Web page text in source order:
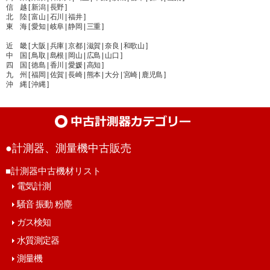
信 越 [ 新潟 | 長野 ]
北 陸 [ 富山 | 石川 | 福井 ]
東 海 [ 愛知 | 岐阜 | 静岡 | 三重 ]
近 畿 [ 大阪 | 兵庫 | 京都 | 滋賀 | 奈良 | 和歌山 ]
中 国 [ 鳥取 | 島根 | 岡山 | 広島 | 山口 ]
四 国 [ 徳島 | 香川 | 愛媛 | 高知 ]
九 州 [ 福岡 | 佐賀 | 長崎 | 熊本 | 大分 | 宮崎 | 鹿児島 ]
沖 縄 [ 沖縄 ]
●計測器、測量機中古販売
■計測器中古機材リスト
電気計測
騒音 振動 粉塵
ガス検知
水質測定器
測量機